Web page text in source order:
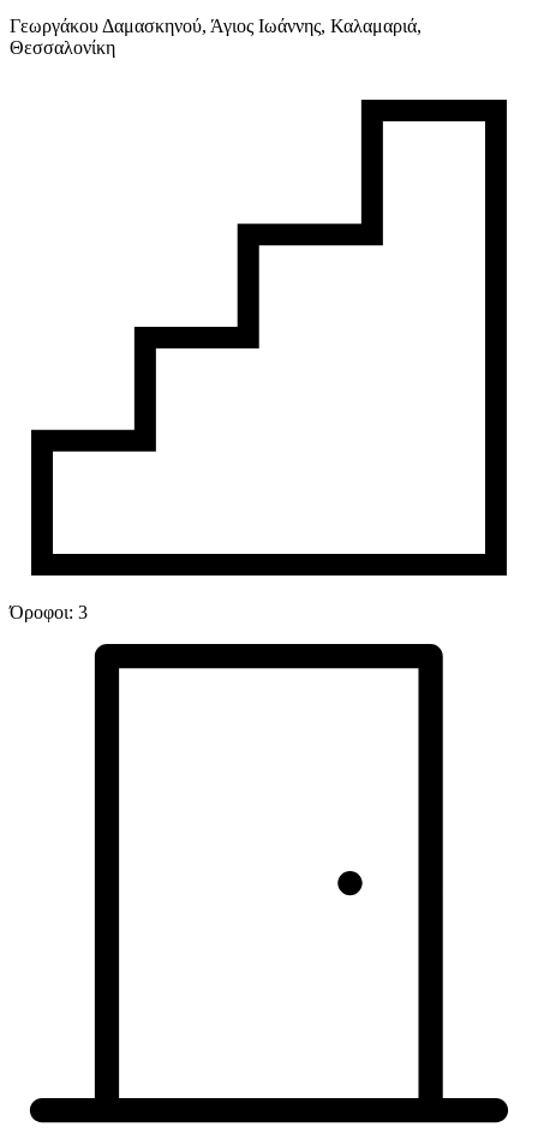
Γεωργάκου Δαμασκηνού, Άγιος Ιωάννης, Καλαμαριά,
Θεσσαλονίκη
Όροφοι: 3